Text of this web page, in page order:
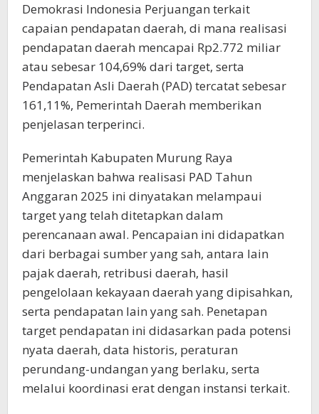
Demokrasi Indonesia Perjuangan terkait
capaian pendapatan daerah, di mana realisasi
pendapatan daerah mencapai Rp2.772 miliar
atau sebesar 104,69% dari target, serta
Pendapatan Asli Daerah (PAD) tercatat sebesar
161,11%, Pemerintah Daerah memberikan
penjelasan terperinci.
Pemerintah Kabupaten Murung Raya
menjelaskan bahwa realisasi PAD Tahun
Anggaran 2025 ini dinyatakan melampaui
target yang telah ditetapkan dalam
perencanaan awal. Pencapaian ini didapatkan
dari berbagai sumber yang sah, antara lain
pajak daerah, retribusi daerah, hasil
pengelolaan kekayaan daerah yang dipisahkan,
serta pendapatan lain yang sah. Penetapan
target pendapatan ini didasarkan pada potensi
nyata daerah, data historis, peraturan
perundang-undangan yang berlaku, serta
melalui koordinasi erat dengan instansi terkait.